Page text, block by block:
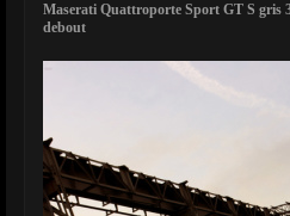
Maserati Quattroporte Sport GT S gris
debout